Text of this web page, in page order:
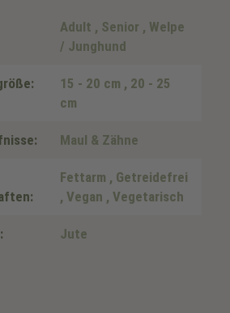
Adult , Senior , Welpe
/ Junghund
15 - 20 cm , 20 - 25
cm
Maul & Zähne
Fettarm , Getreidefrei
, Vegan , Vegetarisch
Jute